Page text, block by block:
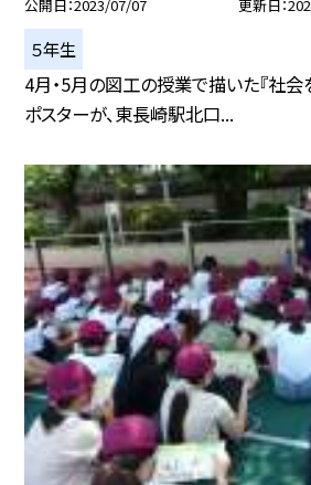
公開日 2023/07/07 更新日
５年生
4月・5月の図工の授業で描いた『社会
ポスターが、東長崎駅北口...